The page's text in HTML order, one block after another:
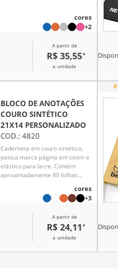
cores
+2
A partir de
R$ 35,55*
a unidade
BLOCO DE ANOTAÇÕES
COURO SINTÉTICO
21X14 PERSONALIZADO
COD.: 4820
Caderneta em couro sintético,
possui marca página em cetim e
elástico para lacre. Contém
aproximadamente 80 folhas
cores
+3
A partir de
R$ 24,11 *
a unidade